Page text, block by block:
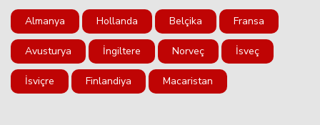
Almanya Hollanda Belçika Fransa
Avusturya İngiltere Norveç İsveç
İsviçre Finlandiya Macaristan